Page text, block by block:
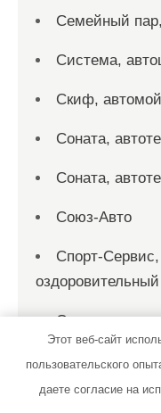
Семейный
Система,
Скиф,
Соната,
Соната,
Союз-Авто
Спорт-
Спутник, сауна
СТО
СТО
Этот веб-сайт
пользовательского
даете согласие на